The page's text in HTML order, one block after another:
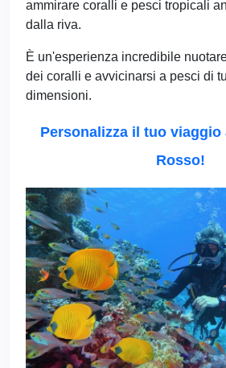
ammirare coralli e pesci tropicali
dalla riva.
È un'esperienza incredibile
dei coralli e avvicinarsi a pesci di
dimensioni.
Personalizza il tuo viaggio
Rosso!